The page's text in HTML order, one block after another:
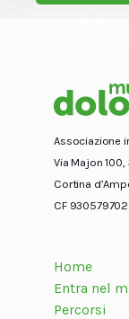
Associazione
Via Majon
Cortina
CF
Home
Entra nel
Percorsi